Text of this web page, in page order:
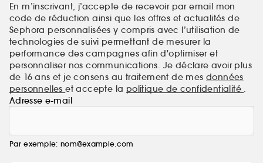
En m’inscrivant, j’accepte de recevoir par email mon
code de réduction ainsi que les offres et actualités de
Sephora personnalisées y compris avec l’utilisation de
technologies de suivi permettant de mesurer la
performance des campagnes afin d'optimiser et
personnaliser nos communications. Je déclare avoir plus
de 16 ans et je consens au traitement de mes données
personnelleset accepte la politique de confidentialité
Adresse e-mail
Par exemple: nom@example.com